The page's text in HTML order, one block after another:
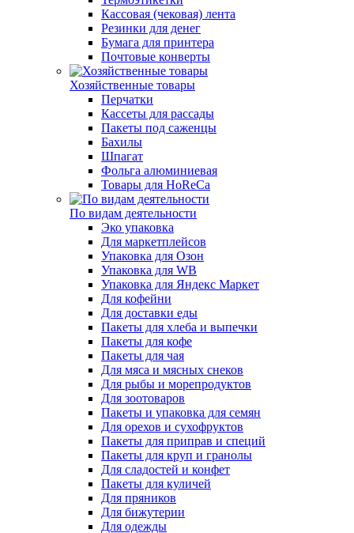
Кассовая (чековая) лента
Резинки для денег
Бумага для принтера
Почтовые конверты
Хозяйственные товары
Перчатки
Кассеты для рассады
Пакеты под саженцы
Бахилы
Шпагат
Фольга алюминиевая
Товары для HoReCa
По видам деятельности
Эко упаковка
Для маркетплейсов
Упаковка для Озон
Упаковка для WB
Упаковка для Яндекс Маркет
Для кофейни
Для доставки еды
Пакеты для хлеба и выпечки
Пакеты для кофе
Пакеты для чая
Для мяса и мясных снеков
Для рыбы и морепродуктов
Для зоотоваров
Пакеты и упаковка для семян
Для орехов и сухофруктов
Пакеты для приправ и специй
Пакеты для круп и гранолы
Для сладостей и конфет
Пакеты для куличей
Для пряников
Для бижутерии
Для одежды